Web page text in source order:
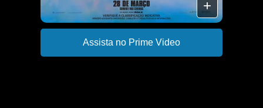
+
Assista no Prime Video